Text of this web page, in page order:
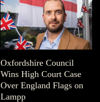
Oxfordshire Council
Wins High Court Case
Over England Flags on
Lampp